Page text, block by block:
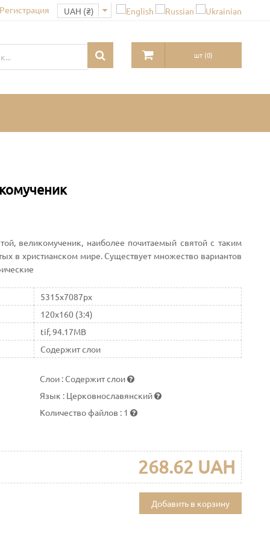
шт(0)
великомученик, наиболее почитаемый святой с таким
в христианском мире. Существует множество вариантов
5315x7087px
120x160 (3:4)
tif, 94.17MB
Содержит слои
Слои :Содержит слои
Язык : Церковнославянский
Количество файлов : 1
268.62 UAH
Добавить в корзину